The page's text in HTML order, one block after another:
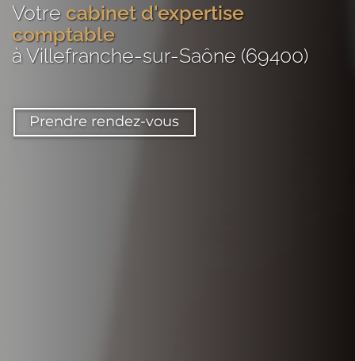
Votre cabinet d'expertise
comptable
à Villefranche-sur-Saône (69400)
Prendre rendez-vous